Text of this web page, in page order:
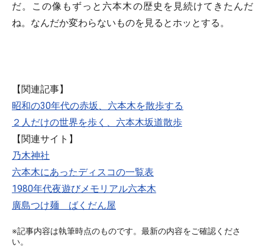
だ。この像もずっと六本木の歴史を見続けてきたんだ
ね。なんだか変わらないものを見るとホッとする。
【関連記事】
昭和の30年代の赤坂、六本木を散歩する
２人だけの世界を歩く、六本木坂道散歩
【関連サイト】
乃木神社
六本木にあったディスコの一覧表
1980年代夜遊びメモリアル六本木
廣島つけ麺 ばくだん屋
※記事内容は執筆時点のものです。最新の内容をご確認くださ
い。